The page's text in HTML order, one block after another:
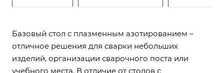
Базовый стол с плазменным азотированием –
отличное решения для сварки небольших
изделий, организации сварочного поста или
учебного места. В отличие от столов с